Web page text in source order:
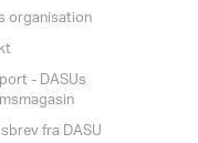
organisation
- DASUs
fra DASU